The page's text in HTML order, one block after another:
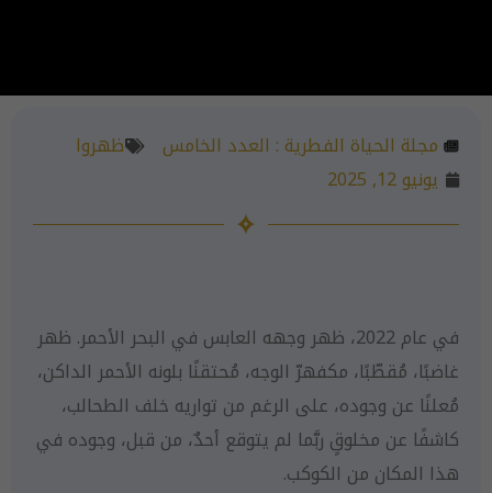
مجلة الحياة الفطرية : العدد الخامس
ظهروا
يونيو 12, 2025
في عام 2022، ظهر وجهه العابس في البحر الأحمر. ظهر
غاضبًا، مُقطّبًا، مكفهرّ الوجه، مُحتقنًا بلونه الأحمر الداكن،
مُعلنًا عن وجوده، على الرغم من تواريه خلف الطحالب،
كاشفًا عن مخلوقٍ ربَّما لم يتوقع أحدٌ، من قبل، وجوده في
هذا المكان من الكوكب.